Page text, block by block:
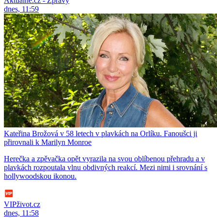
dnes, 11:59
Kateřina Brožová v 58 letech v plavkách na Orlíku. Fanoušci ji
přirovnali k Marilyn Monroe
Herečka a zpěvačka opět vyrazila na svou oblíbenou přehradu a v
plavkách rozpoutala vlnu obdivných reakcí. Mezi nimi i srovnání s
hollywoodskou ikonou.
VIPživot.cz
dnes, 11:58